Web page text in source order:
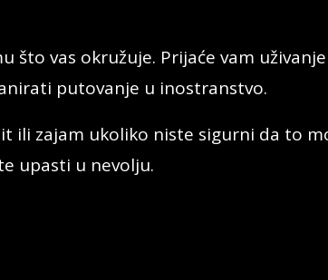
što vas okružuje. Prijaće vam
putovanje u inostranstvo.
ili zajam ukoliko niste sigurni da to
upasti u nevolju.